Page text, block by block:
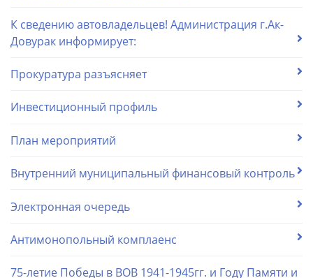
К сведению автовладельцев! Администрация г.Ак-
Довурак информирует:
Прокуратура разъясняет
Инвестиционный профиль
План мероприятий
Внутренний муниципальный финансовый контроль
Электронная очередь
Антимонопольный комплаенс
75-летие Победы в ВОВ 1941-1945гг. и Году Памяти и